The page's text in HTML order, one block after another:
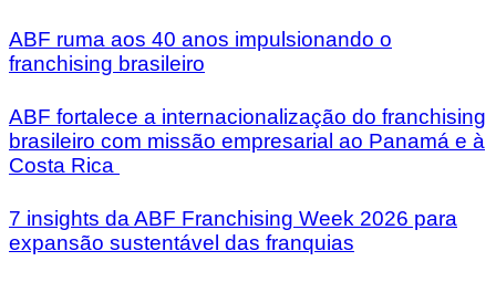
ABF ruma aos 40 anos impulsionando o
franchising brasileiro
ABF fortalece a internacionalização do franchising
brasileiro com missão empresarial ao Panamá e à
Costa Rica
7 insights da ABF Franchising Week 2026 para
expansão sustentável das franquias